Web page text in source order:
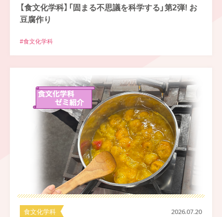
【食文化学科】「固まる不思議を科学する」第2弾! お
豆腐作り
#食文化学科
食文化学科 2026.07.20